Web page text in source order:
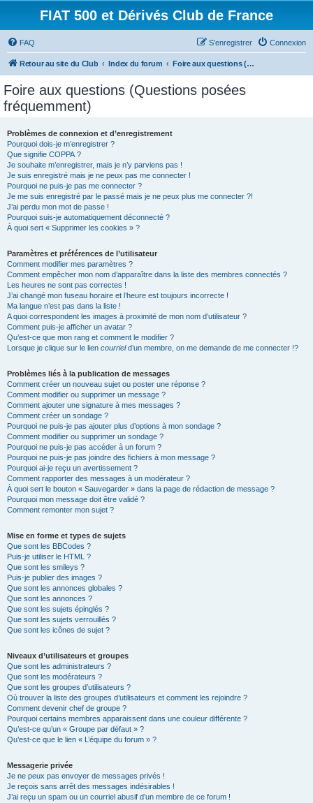
FIAT 500 et Dérivés Club de France
FAQ Connexion
S’enregistrer
Retour au site du Club Index du forum Foire aux questions (Questions posées fréquemment)
Foire aux questions (Questions posées
fréquemment)
Problèmes de connexion et d’enregistrement
Pourquoi dois-je m’enregistrer ?
Que signifie COPPA ?
Je souhaite m’enregistrer, mais je n’y parviens pas !
Je suis enregistré mais je ne peux pas me connecter !
Pourquoi ne puis-je pas me connecter ?
Je me suis enregistré par le passé mais je ne peux plus me connecter ?!
J’ai perdu mon mot de passe !
Pourquoi suis-je automatiquement déconnecté ?
À quoi sert « Supprimer les cookies » ?
Paramètres et préférences de l’utilisateur
Comment modifier mes paramètres ?
Comment empêcher mon nom d’apparaître dans la liste des membres connectés ?
Les heures ne sont pas correctes !
J’ai changé mon fuseau horaire et l’heure est toujours incorrecte !
Ma langue n’est pas dans la liste !
A quoi correspondent les images à proximité de mon nom d’utilisateur ?
Comment puis-je afficher un avatar ?
Qu’est-ce que mon rang et comment le modifier ?
Lorsque je clique sur le lien courrield’un membre, on me demande de me connecter !?
Problèmes liés à la publication de messages
Comment créer un nouveau sujet ou poster une réponse ?
Comment modifier ou supprimer un message ?
Comment ajouter une signature à mes messages ?
Comment créer un sondage ?
Pourquoi ne puis-je pas ajouter plus d’options à mon sondage ?
Comment modifier ou supprimer un sondage ?
Pourquoi ne puis-je pas accéder à un forum ?
Pourquoi ne puis-je pas joindre des fichiers à mon message ?
Pourquoi ai-je reçu un avertissement ?
Comment rapporter des messages à un modérateur ?
À quoi sert le bouton « Sauvegarder » dans la page de rédaction de message ?
Pourquoi mon message doit être validé ?
Comment remonter mon sujet ?
Mise en forme et types de sujets
Que sont les BBCodes ?
Puis-je utiliser le HTML ?
Que sont les smileys ?
Puis-je publier des images ?
Que sont les annonces globales ?
Que sont les annonces ?
Que sont les sujets épinglés ?
Que sont les sujets verrouillés ?
Que sont les icônes de sujet ?
Niveaux d’utilisateurs et groupes
Que sont les administrateurs ?
Que sont les modérateurs ?
Que sont les groupes d’utilisateurs ?
Où trouver la liste des groupes d’utilisateurs et comment les rejoindre ?
Comment devenir chef de groupe ?
Pourquoi certains membres apparaissent dans une couleur différente ?
Qu’est-ce qu’un « Groupe par défaut » ?
Qu’est-ce que le lien « L’équipe du forum » ?
Messagerie privée
Je ne peux pas envoyer de messages privés !
Je reçois sans arrêt des messages indésirables !
J’ai reçu un spam ou un courriel abusif d’un membre de ce forum !